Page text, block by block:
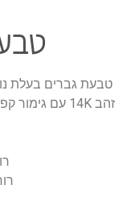
טבעת גברים בעלת
זהב 14K עם גימור קפדני, המעניק לה מראה יוקרתי ומרשים.